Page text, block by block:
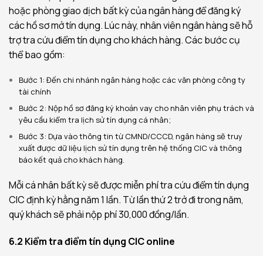
hoặc phòng giao dịch bất kỳ của ngân hàng để đăng ký
các hồ sơ mở tín dụng. Lúc này, nhân viên ngân hàng sẽ hỗ
trợ tra cứu điểm tín dụng cho khách hàng. Các bước cụ
thể bao gồm:
Bước 1: Đến chi nhánh ngân hàng hoặc các văn phòng công ty
tài chính
Bước 2: Nộp hồ sơ đăng ký khoản vay cho nhân viên phụ trách và
yêu cầu kiểm tra lịch sử tín dụng cá nhân;
Bước 3: Dựa vào thông tin từ CMND/CCCD, ngân hàng sẽ truy
xuất được dữ liệu lịch sử tín dụng trên hệ thống CIC và thông
báo kết quả cho khách hàng.
Mỗi cá nhân bất kỳ sẽ được miễn phí tra cứu điểm tín dụng
CIC định kỳ hằng năm 1 lần. Từ lần thứ 2 trở đi trong năm,
quý khách sẽ phải nộp phí 30,000 đồng/lần.
6.2 Kiểm tra điểm tín dụng CIC online